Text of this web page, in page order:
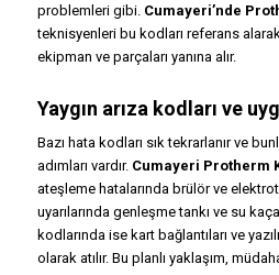
problemleri gibi. Cumayeri’nde
teknisyenleri bu kodları referans
ekipman ve parçaları yanına alır.
Yaygın arıza kodları ve
Bazı hata kodları sık tekrarlanır ve
adımları vardır. Cumayeri Protherm
ateşleme hatalarında brülör ve
uyarılarında genleşme tankı ve su
kodlarında ise kart bağlantıları ve
olarak atılır. Bu planlı yaklaşım,